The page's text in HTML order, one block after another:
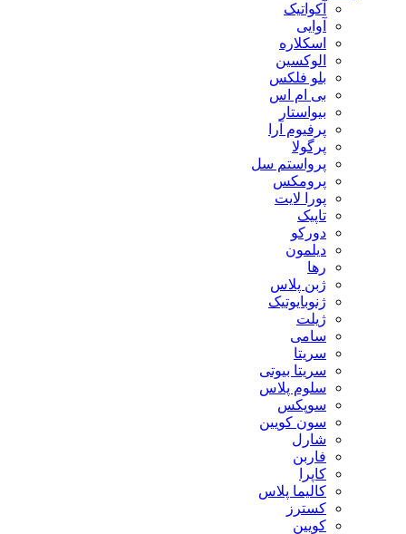
آکواتیک
آوایی
اسکلاره
الوکسین
بلو فلکس
بی ام اس
بیواستار
پرفیوم آرا
پرگولا
پرواستم سل
پرومکس
پورا لایت
تاپیک
دورکو
دیلمون
رها
ژبن پلاس
ژنوبایوتیک
ژیلت
سامی
سریتا
سریتا بیوتی
سلوم پلاس
سوپکس
سون کویین
شارل
فاربن
کاپرا
کالیما پلاس
کسترز
کویین